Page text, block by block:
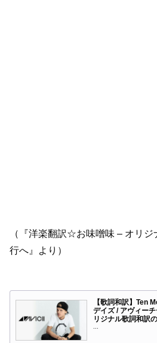
（『洋楽翻訳☆お味噌味 – オリ
行へ』より）
【歌詞和訳】Ten
デイズ / アヴィー
リジナル歌詞和訳